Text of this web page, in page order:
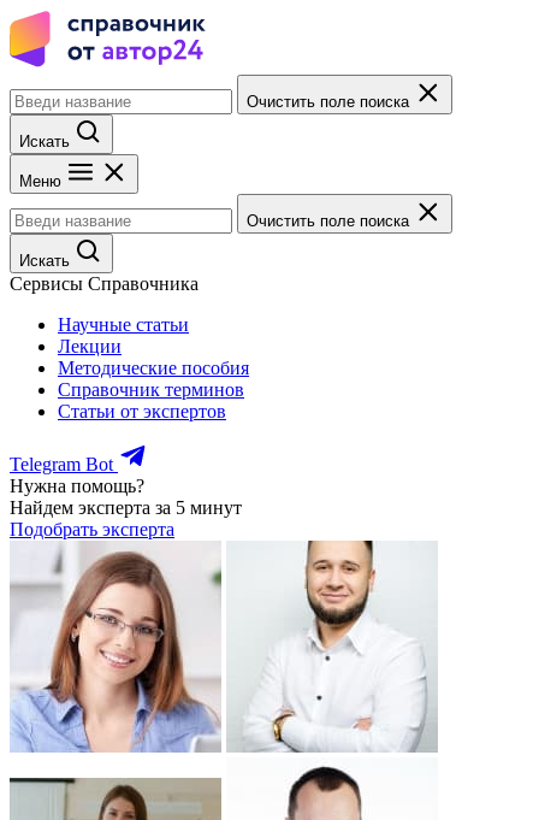
Очистить поле поиска
Искать
Меню
Очистить поле поиска
Искать
Сервисы Справочника
Научные статьи
Лекции
Методические пособия
Справочник терминов
Статьи от экспертов
Telegram Bot
Нужна помощь?
Найдем эксперта за 5 минут
Подобрать эксперта